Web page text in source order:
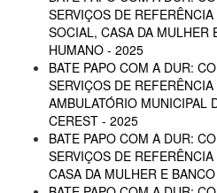
SERVIÇOS DE
SOCIAL, CASA DA MULHER
HUMANO - 2025
BATE PAPO COM A DUR:
SERVIÇOS DE
AMBULATÓRIO MUNICIPAL
CEREST - 2025
BATE PAPO COM A DUR:
SERVIÇOS DE
CASA DA MULHER E